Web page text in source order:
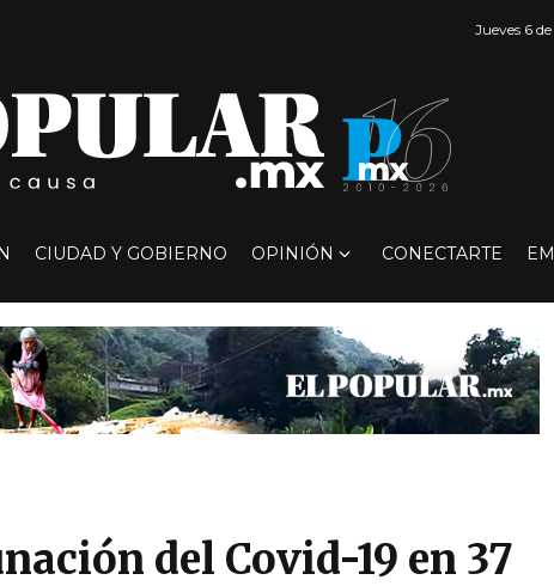
Jueves 6
CIUDAD Y GOBIERNO OPINIÓN CONECTARTE
del Covid-19 en 37